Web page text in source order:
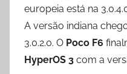
europeia está na
A versão indiana
3.0.2.0. O Poco F6
HyperOS 3 com a